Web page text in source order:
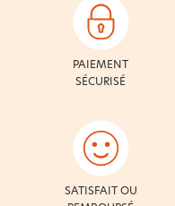
PAIEMENT
SÉCURISÉ
SATISFAIT OU